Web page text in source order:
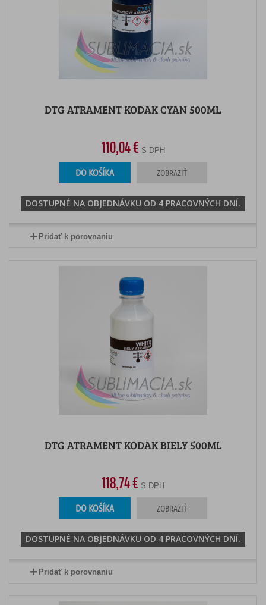
DTG ATRAMENT KODAK CYAN 500ML
110,04 € S DPH
DO KOŠÍKA ZOBRAZIŤ
DOSTUPNÉ NA OBJEDNÁVKU OD 4 PRACOVNÝCH DNÍ.
Pridať k porovnaniu
DTG ATRAMENT KODAK BIELY 500ML
118,74 € S DPH
DO KOŠÍKA ZOBRAZIŤ
DOSTUPNÉ NA OBJEDNÁVKU OD 4 PRACOVNÝCH DNÍ.
Pridať k porovnaniu